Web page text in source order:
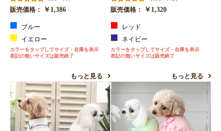
販売価格：
￥1,386
ブルー
イエロー
カラーをタップしてサイズ・在庫を表示
表記の無いサイズは販売終了
もっと見る
販売価格：
￥1,320
レッド
ネイビー
カラーをタップしてサイズ・在庫を表示
表記の無いサイズは販売終了
もっと見る